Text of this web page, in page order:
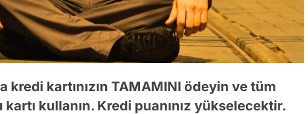
kredi kartınızın TAMAMINI ödeyin ve tüm
kullanın. Kredi puanınız yükselecektir.